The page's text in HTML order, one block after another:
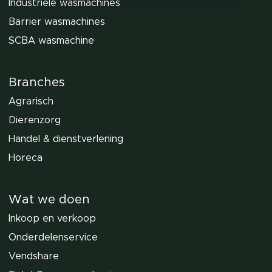
Industriële wasmachines
Barrier wasmachines
SCBA wasmachine
Branches
Agrarisch
Dierenzorg
Handel & dienstverlening
Horeca
Wat we doen
Inkoop en verkoop
Onderdelenservice
Vendshare